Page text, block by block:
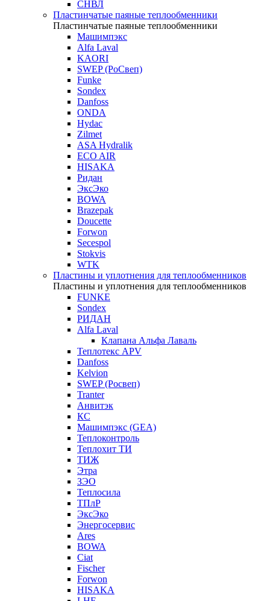
СНВЛ
Пластинчатые паяные теплообменники
Пластинчатые паяные теплообменники
Машимпэкс
Alfa Laval
KAORI
SWEP (РоСвеп)
Funke
Sondex
Danfoss
ONDA
Hydac
Zilmet
ASA Hydralik
ECO AIR
HISAKA
Ридан
ЭксЭко
BOWA
Brazepak
Doucette
Forwon
Secespol
Stokvis
WTK
Пластины и уплотнения для теплообменников
Пластины и уплотнения для теплообменников
FUNKE
Sondex
РИДАН
Alfa Laval
Клапана Альфа Лаваль
Теплотекс APV
Danfoss
Kelvion
SWEP (Росвеп)
Tranter
Анвитэк
КС
Машимпэкс (GEA)
Теплоконтроль
Теплохит ТИ
ТИЖ
Этра
ЗЭО
Теплосила
ТПлР
ЭксЭко
Энергосервис
Ares
BOWA
Ciat
Fischer
Forwon
HISAKA